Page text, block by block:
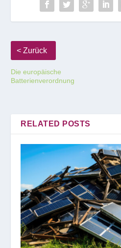
Die europäische
Batterienverordnung
RELATED POSTS